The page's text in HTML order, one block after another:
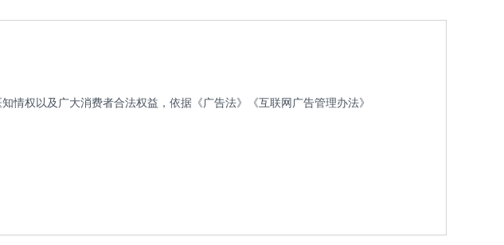
情权以及广大消费者合法权益，依据《广告法》《互联网广告管理办法》